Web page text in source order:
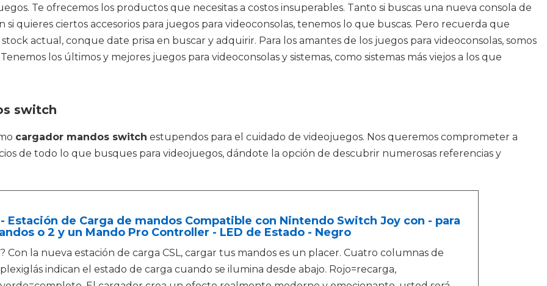
Te ofrecemos los productos que necesitas a costos insuperables. Tanto si buscas una nueva consola de
quieres ciertos accesorios para juegos para videoconsolas, tenemos lo que buscas. Pero recuerda que
actual, conque date prisa en buscar y adquirir. Para los amantes de los juegos para videoconsolas, somos
los últimos y mejores juegos para videoconsolas y sistemas, como sistemas más viejos a los que
switch
cargador mandos switch estupendos para el cuidado de videojuegos. Nos queremos comprometer a
de todo lo que busques para videojuegos, dándote la opción de descubrir numerosas referencias y
- Estación de Carga de mandos Compatible con Nintendo Switch Joy con - para
o 2 y un Mando Pro Controller - LED de Estado - Negro
? Con la nueva estación de carga CSL, cargar tus mandos es un placer. Cuatro columnas de
plexiglás indican el estado de carga cuando se ilumina desde abajo. Rojo=recarga,